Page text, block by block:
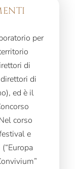
per
di
direttori di
ed è il
corso
e